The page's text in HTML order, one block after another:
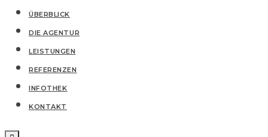
ÜBERBLICK
DIE AGENTUR
LEISTUNGEN
REFERENZEN
IN­FO­THEK
KONTAKT